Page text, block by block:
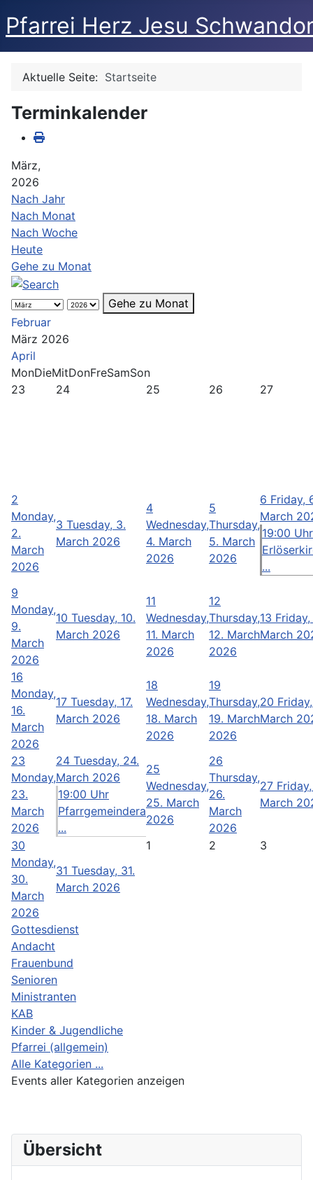
Pfarrei Herz Jesu
Aktuelle Seite: Startseite
Terminkalender
März,
2026
Nach Jahr
Nach Monat
Nach Woche
Heute
Gehe zu Monat
Gehe zu Monat
Februar
März 2026
April
MonDieMitDonFreSamSon
23
24 25 26 27
2
Monday,
2.
March
2026
3 Tuesday, 3.
March 2026
4
Wednesday,
4. March
2026
5
Thursday,
5. March
2026
6 Friday,
March
19:00 Uhr
...
9
Monday,
9.
March
2026
10 Tuesday, 10.
March 2026
11
Wednesday,
11. March
2026
12
Thursday,
12. March
2026
13 Friday,
March
16
Monday,
16.
March
2026
17 Tuesday, 17.
March 2026
18
Wednesday,
18. March
2026
19
Thursday,
19. March
2026
20
March
23
Monday,
23.
March
2026
24 Tuesday, 24.
March 2026
19:00 Uhr
Pfarrgemeindera
...
25
Wednesday,
25. March
2026
26
Thursday,
26.
March
2026
27
March
30
Monday,
30.
March
2026
31 Tuesday, 31.
March 2026
1 2 3
Gottesdienst
Andacht
Frauenbund
Senioren
Ministranten
KAB
Kinder & Jugendliche
Pfarrei (allgemein)
Alle Kategorien ...
Events aller Kategorien anzeigen
Übersicht